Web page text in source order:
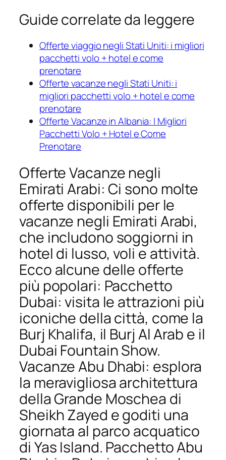
Guide correlate da leggere
Offerte viaggio negli Stati Uniti: i migliori
pacchetti volo + hotel e come
prenotare
Offerte vacanze negli Stati Uniti: i
migliori pacchetti volo + hotel e come
prenotare
Offerte Vacanze in Albania: I Migliori
Pacchetti Volo + Hotel e Come
Prenotare
Offerte Vacanze negli
Emirati Arabi: Ci sono molte
offerte disponibili per le
vacanze negli Emirati Arabi,
che includono soggiorni in
hotel di lusso, voli e attività.
Ecco alcune delle offerte
più popolari: Pacchetto
Dubai: visita le attrazioni più
iconiche della città, come la
Burj Khalifa, il Burj Al Arab e il
Dubai Fountain Show.
Vacanze Abu Dhabi: esplora
la meravigliosa architettura
della Grande Moschea di
Sheikh Zayed e goditi una
giornata al parco acquatico
di Yas Island. Pacchetto Abu